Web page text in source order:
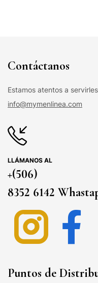
Contáctanos
Estamos atentos a
info@mymenlinea.com
LLÁMANOS AL
+(506)
8352 6142
Puntos de